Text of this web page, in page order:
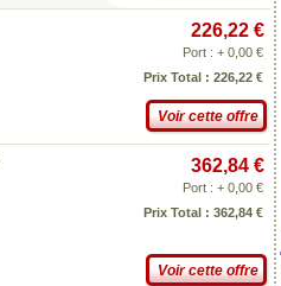
226,22 €
Port : + 0,00 €
Prix Total : 226,22 €
Voir cette offre
362,84 €
Port : + 0,00 €
Prix Total : 362,84 €
Voir cette offre